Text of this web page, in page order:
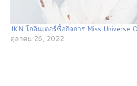
JKN โกอินเตอร์ซื้อกิจการ Miss Universe
ตุลาคม 26, 2022